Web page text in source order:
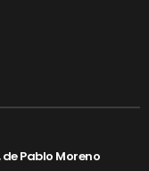
de Pablo Moreno